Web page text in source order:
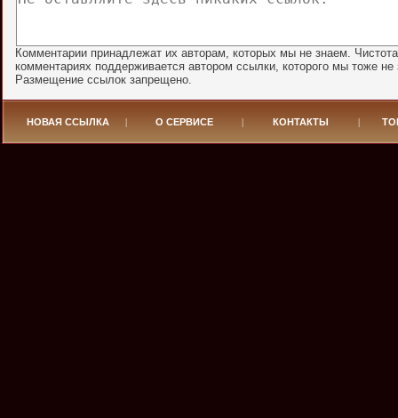
Комментарии принадлежат их авторам, которых мы не знаем.
комментариях поддерживается автором ссылки, которого мы тоже не
Размещение ссылок запрещено.
НОВАЯ ССЫЛКА О СЕРВИСЕ КОНТАКТЫ